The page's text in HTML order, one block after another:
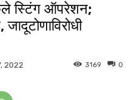
स्टिंग ऑपरेशन;
2022 0
3169